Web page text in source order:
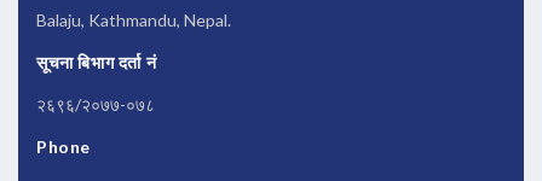
Balaju, Kathmandu, Nepal.
सूचना बिभाग दर्ता नं
२६९६/२०७७-०७८
Phone